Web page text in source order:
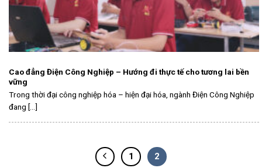
Cao đẳng Điện Công Nghiệp – Hướng đi thực tế cho tương lai bền
vững
Trong thời đại công nghiệp hóa – hiện đại hóa, ngành Điện Công Nghiệp
đang [...]
1 2